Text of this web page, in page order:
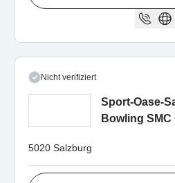
Nicht verifiziert
Sport-Oase-
Bowling SMC
5020 Salzburg